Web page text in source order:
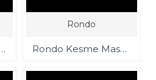
Rondo CUTOMAT hamur açma ve kesme makinaları
Rondo
Rondo Kesme Masası